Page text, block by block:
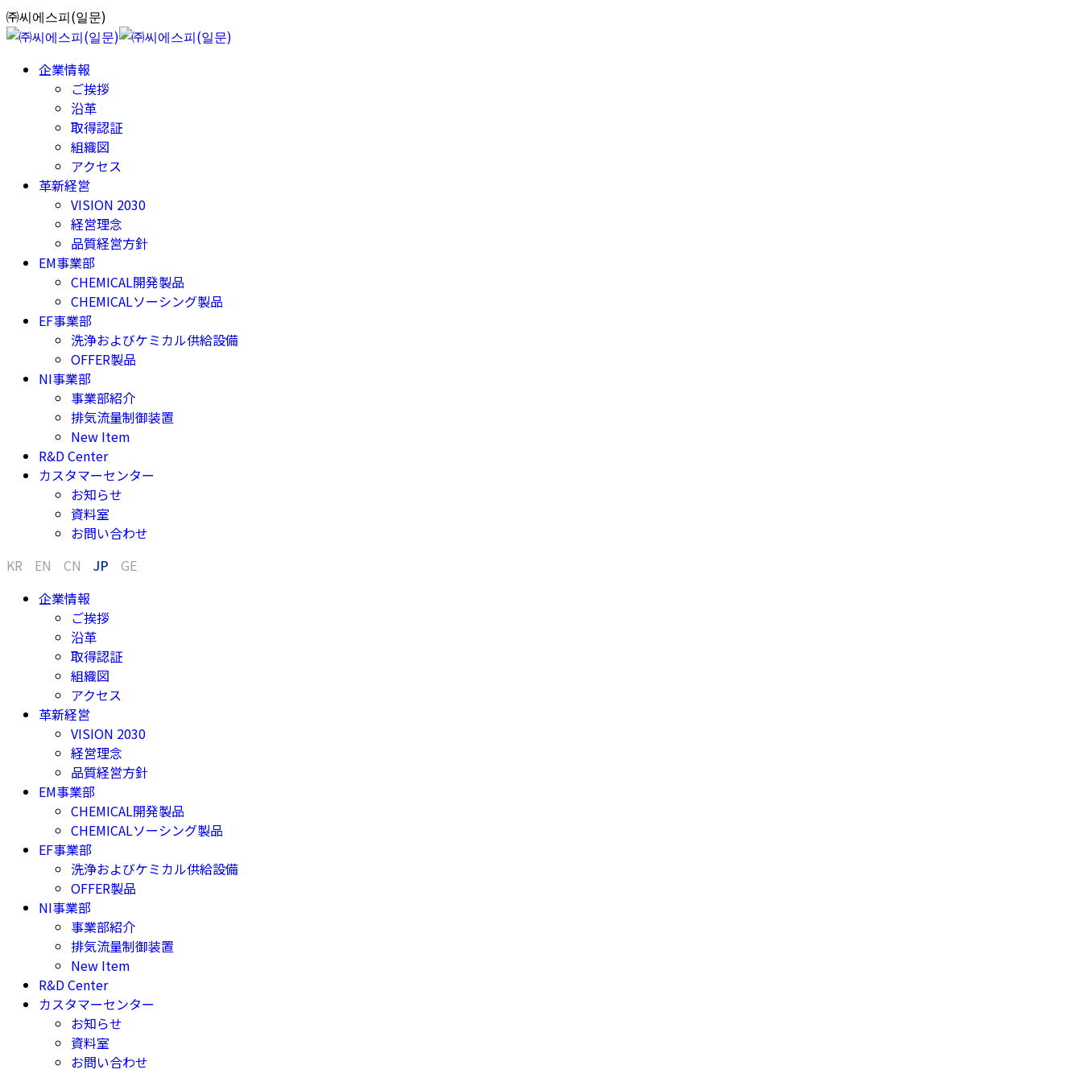
Skip
to
㈜씨에스피(일문)
企業情報
ご挨拶
沿革
取得認証
組織図
アクセス
革新経営
VISION 2030
経営理念
品質経営方針
EM事業部
CHEMICAL開発製品
CHEMICALソーシング製品
EF事業部
洗浄およびケミカル供給設備
OFFER製品
NI事業部
事業部紹介
排気流量制御装置
New Item
R&D Center
カスタマーセンター
お知らせ
資料室
お問い合わせ
KR
EN CN JP
GE
企業情報
ご挨拶
沿革
取得認証
組織図
アクセス
革新経営
VISION 2030
経営理念
品質経営方針
EM事業部
CHEMICAL開発製品
CHEMICALソーシング製品
EF事業部
洗浄およびケミカル供給設備
OFFER製品
NI事業部
事業部紹介
排気流量制御装置
New Item
R&D Center
カスタマーセンター
お知らせ
資料室
お問い合わせ